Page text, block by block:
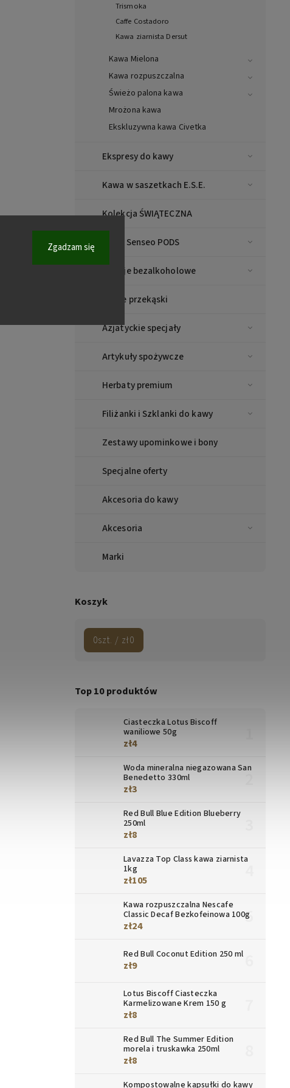
Zgadzam się
Trismoka
Caffe Costadoro
Kawa ziarnista Dersut
Kawa Mielona
Kawa rozpuszczalna
Świeżo palona kawa
Mrożona kawa
Ekskluzywna kawa Civetka
Ekspresy do kawy
Kawa w saszetkach E.S.E.
Kolekcja ŚWIĄTECZNA
Kawa Senseo PODS
Napoje bezalkoholowe
Piwne przekąski
Azjatyckie specjały
Artykuły spożywcze
Herbaty premium
Filiżanki i Szklanki do kawy
Zestawy upominkowe i bony
Specjalne oferty
Akcesoria do kawy
Akcesoria
Marki
Koszyk
0szt. / zł0
Top 10 produktów
Ciasteczka Lotus Biscoff
waniliowe 50g
zł4
Woda mineralna niegazowana San
Benedetto 330ml
zł3
Red Bull Blue Edition Blueberry
250ml
zł8
Lavazza Top Class kawa ziarnista
1kg
zł105
Kawa rozpuszczalna Nescafe
Classic Decaf Bezkofeinowa 100g
zł24
Red Bull Coconut Edition 250 ml
zł9
Lotus Biscoff Ciasteczka
Karmelizowane Krem 150 g
zł8
Red Bull The Summer Edition
morela i truskawka 250ml
zł8
Kompostowalne kapsułki do kawy